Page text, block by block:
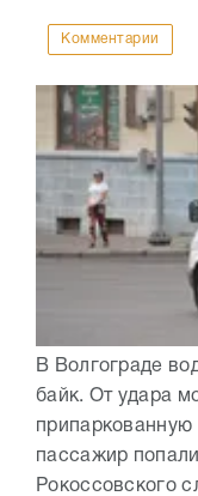
Комментарии
В Волгограде
байк. От удара
припаркованную
пассажир
Рокоссовского